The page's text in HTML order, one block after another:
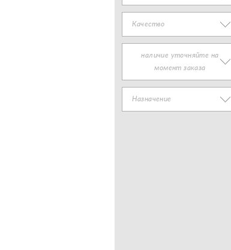
Качество
наличие уточняйте на
момент заказа
Назначение